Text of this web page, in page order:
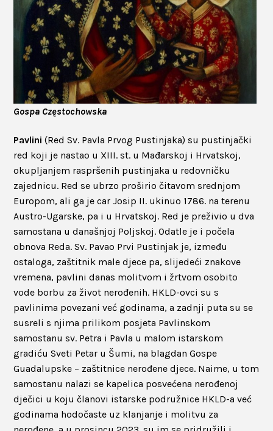
Gospa Częstochowska
Pavlini (Red Sv. Pavla Prvog Pustinjaka) su pustinjački
red koji je nastao u XIII. st. u Mađarskoj i Hrvatskoj,
okupljanjem raspršenih pustinjaka u redovničku
zajednicu. Red se ubrzo proširio čitavom srednjom
Europom, ali ga je car Josip II. ukinuo 1786. na terenu
Austro-Ugarske, pa i u Hrvatskoj. Red je preživio u dva
samostana u današnjoj Poljskoj. Odatle je i počela
obnova Reda. Sv. Pavao Prvi Pustinjak je, između
ostaloga, zaštitnik male djece pa, slijedeći znakove
vremena, pavlini danas molitvom i žrtvom osobito
vode borbu za život nerođenih. HKLD-ovci su s
pavlinima povezani već godinama, a zadnji puta su se
susreli s njima prilikom posjeta Pavlinskom
samostanu sv. Petra i Pavla u malom istarskom
gradiću Sveti Petar u Šumi, na blagdan Gospe
Guadalupske – zaštitnice nerođene djece. Naime, u tom
samostanu nalazi se kapelica posvećena nerođenoj
dječici u koju članovi istarske podružnice HKLD-a već
godinama hodočaste uz klanjanje i molitvu za